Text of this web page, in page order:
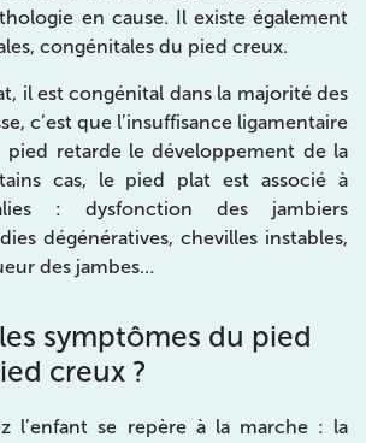
en cause. Il existe également
congénitales du pied creux.
il est congénital dans la majorité des
c’est que l’insuffisance ligamentaire
pied retarde le développement de la
cas, le pied plat est associé à
: dysfonction des jambiers
dégénératives, chevilles instables,
des jambes…
symptômes du pied
creux ?
l’enfant se repère à la marche : la
Morizet 92100 Boulogne-
Morizet 92100 Boulogne-Billancourt
34 79
sur
sur
MALABRY
la Division Leclerc 92290
Malabry